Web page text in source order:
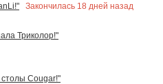
Закончилась 18 дней назад
Триколор!"
Cougar!"